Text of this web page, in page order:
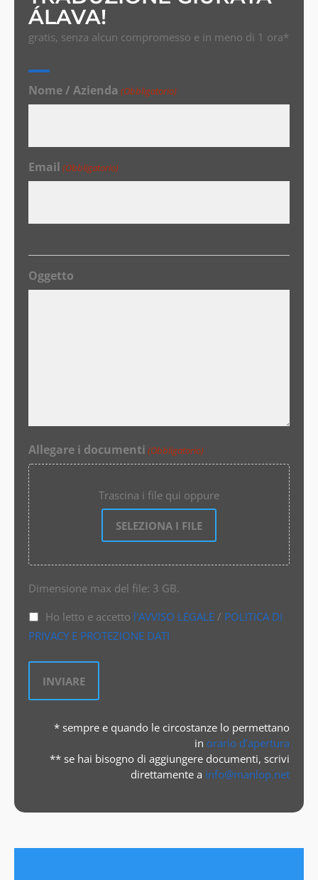
ÁLAVA!
gratis, senza alcun compromesso e in meno di 1 ora*
Nome / Azienda (Obbligatorio)
Email (Obbligatorio)
Oggetto
Allegare i documenti (Obbligatorio)
Trascina i file qui oppure
SELEZIONA I FILE
Dimensione max del file: 3 GB.
Ho letto e accetto l'AVVISO LEGALE/ POLITICA DI
PRIVACY E PROTEZIONE DATI
* sempre e quando le circostanze lo permettano
in orario d’apertura
** se hai bisogno di aggiungere documenti, scrivi
direttamente a info@manlop.net